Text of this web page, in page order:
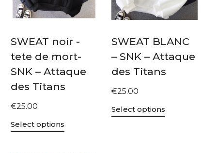
SWEAT noir -
tete de mort-
SNK – Attaque
des Titans
€25.00
Select options
SWEAT BLANC
– SNK – Attaque
des Titans
€25.00
Select options